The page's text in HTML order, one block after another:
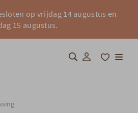
op vrijdag 14 augustus en
15 augustus.